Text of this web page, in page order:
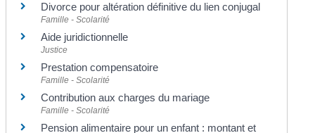
Divorce pour altération définitive du lien conjugal
Famille - Scolarité
Aide juridictionnelle
Justice
Prestation compensatoire
Famille - Scolarité
Contribution aux charges du mariage
Famille - Scolarité
Pension alimentaire pour un enfant : montant et